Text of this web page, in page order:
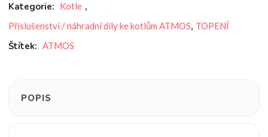
Kategorie: Kotle ,
Příslušenství / náhradní díly ke kotlům ATMOS, TOPENÍ
Štítek: ATMOS
POPIS